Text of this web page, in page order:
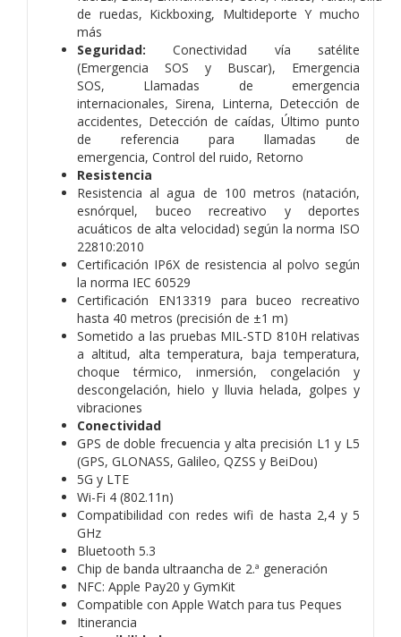
de ruedas, Kickboxing, MultideporteY mucho
más
Seguridad:Conectividad vía satélite
(Emergencia SOS y Buscar), Emergencia
SOS, Llamadas de emergencia
internacionales, Sirena, Linterna, Detección de
accidentes, Detección de caídas, Último punto
de referencia para llamadas de
emergencia, Control del ruido, Retorno
Resistencia
Resistencia al agua de 100 metros (natación,
esnórquel, buceo recreativo y deportes
acuáticos de alta velocidad) según la norma ISO
22810:2010
Certificación IP6X de resistencia al polvo según
la norma IEC 60529
Certificación EN13319 para buceo recreativo
hasta 40 metros (precisión de ±1 m)
Sometido a las pruebas MIL-STD 810H relativas
a altitud, alta temperatura, baja temperatura,
choque térmico, inmersión, congelación y
descongelación, hielo y lluvia helada, golpes y
vibraciones
Conectividad
GPS de doble frecuencia y alta precisión L1 y L5
(GPS, GLONASS, Galileo, QZSS y BeiDou)
5G y LTE
Wi-Fi 4 (802.11n)
Compati­bilidad con redes wifi de hasta 2,4 y 5
GHz
Bluetooth 5.3
Chip de banda ultraancha de 2.ª generación
NFC: Apple Pay20 y GymKit
Compatible con Apple Watch para tus Peques
Itinerancia